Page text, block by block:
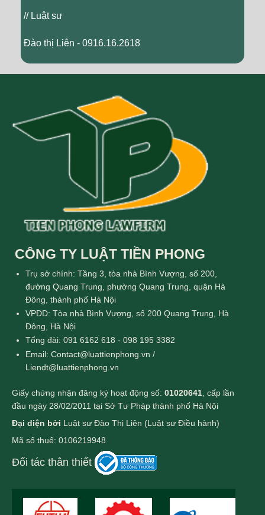
// Luật sư
Đào thị Liên - 0916.16.2618
CÔNG TY LUẬT TIỀN PHONG
Trụ sở chính: Tầng 3, tòa nhà Bình Vượng, số 200,
đường Quang Trung, phường Quang Trung, quận Hà
Đông, thành phố Hà Nội
VPĐD: Tòa nhà Bình Vượng, số 200 Quang Trung, Hà
Đông, Hà Nội
Tổng đài: 091 6162 618 - 098 195 3382
Email: Contact@luattienphong.vn /
Liendt@luattienphong.vn
Giấy chứng nhận đăng ký hoạt động số: 01020641 , cấp lần
đầu ngày 28/02/2011 tại Sở Tư Pháp thành phố Hà Nội
Đại diện bởi Luật sư Đào Thị Liên (Luật sư Điều hành)
Mã số thuế: 0106219948
Đối tác thân thiết